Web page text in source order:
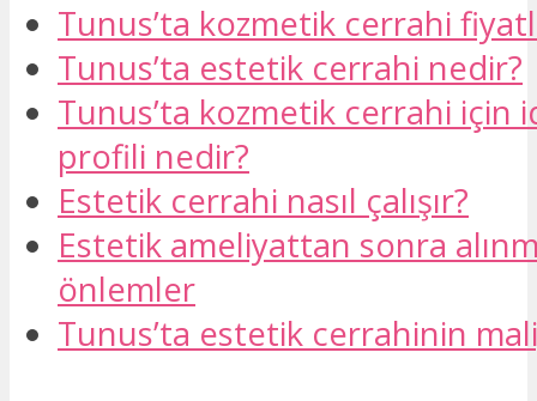
Tunus’ta kozmetik cerrahi
Tunus’ta estetik cerrahi nedir?
Tunus’ta kozmetik cerrahi için
profili nedir?
Estetik cerrahi nasıl çalışır?
Estetik ameliyattan sonra
önlemler
Tunus’ta estetik cerrahinin